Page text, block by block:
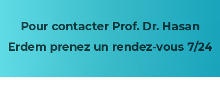
Pour contacter Prof. Dr. Hasan
Erdem prenez un rendez-vous 7/24